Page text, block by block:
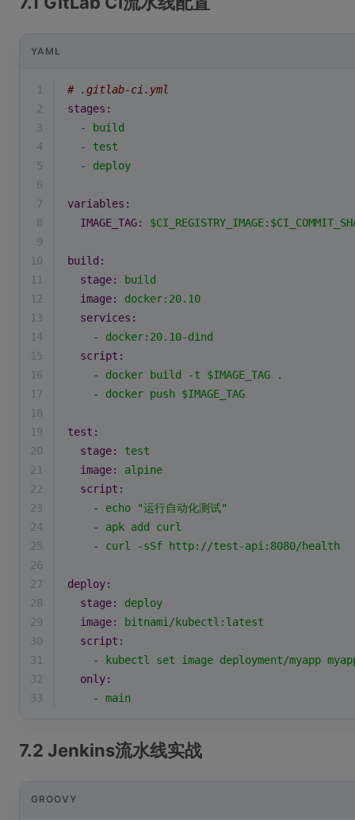
YAML
1
# .gitlab-ci.yml
2
stages:
3
-
build
4
-
test
5
-
deploy
6
7
variables:
8
IMAGE_TAG:
9
10
build:
11
stage:
build
12
image:
docker:20.10
13
services:
14
-
docker:20.10-dind
15
script:
16
- docker build -t $IMAGE_TAG
.
17
- docker push $IMAGE_TAG
18
19
test:
20
stage:
test
21
image:
alpine
22
script:
23
- echo
"运行自动化测试"
24
- apk add
curl
25
- curl -sSf
http://test-api:8080/health
26
27
deploy:
28
stage:
deploy
29
image:
bitnami/kubectl:latest
30
script:
31
- kubectl set image deployment/myapp
32
only:
33
- main
7.2 Jenkins流水线实战
GROOVY